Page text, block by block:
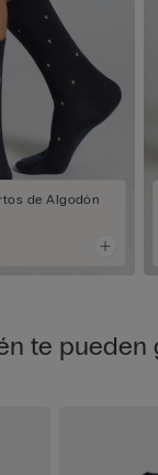
de Algodón
te pueden